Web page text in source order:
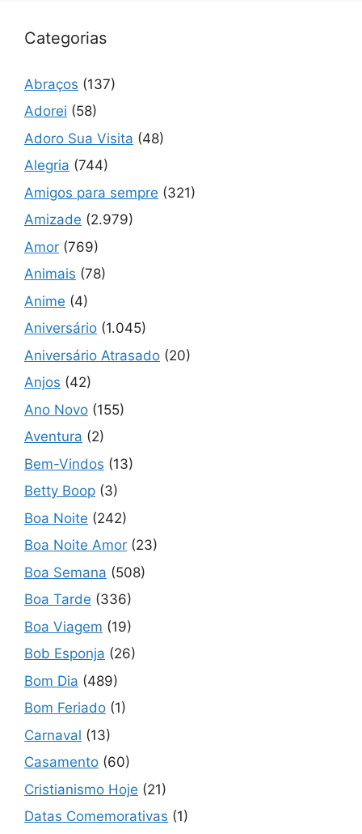
Categorias
Abraços (137)
Adorei (58)
Adoro Sua Visita (48)
Alegria (744)
Amigos para sempre (321)
Amizade (2.979)
Amor (769)
Animais (78)
Anime (4)
Aniversário (1.045)
Aniversário Atrasado (20)
Anjos (42)
Ano Novo (155)
Aventura (2)
Bem-Vindos (13)
Betty Boop (3)
Boa Noite (242)
Boa Noite Amor (23)
Boa Semana (508)
Boa Tarde (336)
Boa Viagem (19)
Bob Esponja (26)
Bom Dia (489)
Bom Feriado (1)
Carnaval (13)
Casamento (60)
Cristianismo Hoje (21)
Datas Comemorativas (1)